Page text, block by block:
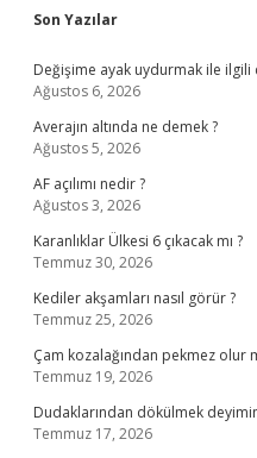
Sidebar
Son Yazılar
Değişime ayak uydurmak ile
Ağustos 6, 2026
Averajın altında ne demek ?
Ağustos 5, 2026
AF açılımı nedir ?
Ağustos 3, 2026
Karanlıklar Ülkesi 6 çıkacak mı ?
Temmuz 30, 2026
Kediler akşamları nasıl görür ?
Temmuz 25, 2026
Çam kozalağından pekmez olur
Temmuz 19, 2026
Dudaklarından dökülmek
Temmuz 17, 2026